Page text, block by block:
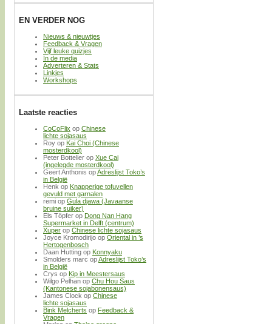
EN VERDER NOG
Nieuws & nieuwtjes
Feedback & Vragen
Vijf leuke quizjes
In de media
Adverteren & Stats
Linkjes
Workshops
Laatste reacties
CoCoFlix op Chinese
lichte sojasaus
Roy op Kai Choi (Chinese
mosterdkool)
Peter Bottelier op Xue Cai
(ingelegde mosterdkool)
Geert Anthonis opAdreslijst Toko’s
in België
Henk op Knapperige tofuvellen
gevuld met garnalen
remi op Gula djawa (Javaanse
bruine suiker)
Els Töpfer op Dong Nan Hang
Supermarket in Delft (centrum)
Xuper op Chinese lichte sojasaus
Joyce Kromodirijo op Oriental in ’s
Hertogenbosch
Daan Hutting op Konnyaku
Smolders marc opAdreslijst Toko’s
in België
Crys op Kip in Meestersaus
Wilgo Pelhan op Chu Hou Saus
(Kantonese sojabonensaus)
James Clock op Chinese
lichte sojasaus
Bink Melcherts op Feedback &
Vragen